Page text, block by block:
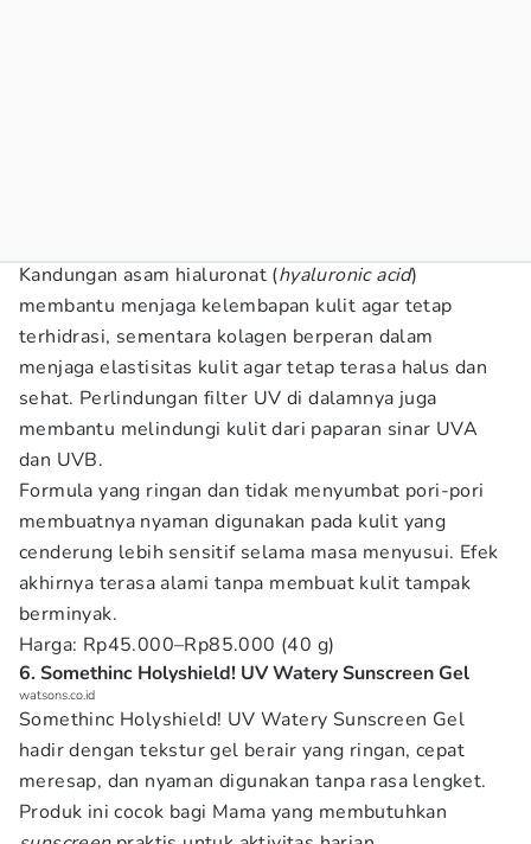
Kandungan asam hialuronat (hyaluronic acid)
membantu menjaga kelembapan kulit agar tetap
terhidrasi, sementara kolagen berperan dalam
menjaga elastisitas kulit agar tetap terasa halus dan
sehat. Perlindungan filter UV di dalamnya juga
membantu melindungi kulit dari paparan sinar UVA
dan UVB.
Formula yang ringan dan tidak menyumbat pori-pori
membuatnya nyaman digunakan pada kulit yang
cenderung lebih sensitif selama masa menyusui. Efek
akhirnya terasa alami tanpa membuat kulit tampak
berminyak.
Harga: Rp45.000–Rp85.000 (40 g)
6. Somethinc Holyshield! UV Watery Sunscreen Gel
watsons.co.id
Somethinc Holyshield! UV Watery Sunscreen Gel
hadir dengan tekstur gel berair yang ringan, cepat
meresap, dan nyaman digunakan tanpa rasa lengket.
Produk ini cocok bagi Mama yang membutuhkan